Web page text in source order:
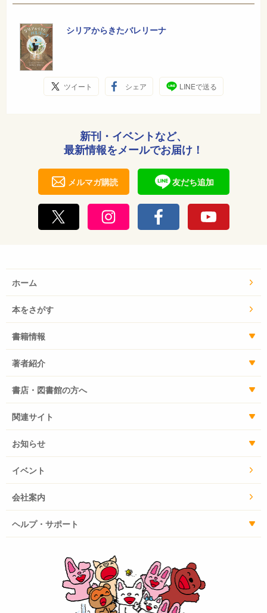
シリアからきたバレリーナ
ツイート シェア LINEで送る
新刊・イベントなど、
最新情報をメールでお届け！
メルマガ購読 友だち追加
ホーム
本をさがす
書籍情報
著者紹介
書店・図書館の方へ
関連サイト
お知らせ
イベント
会社案内
ヘルプ・サポート